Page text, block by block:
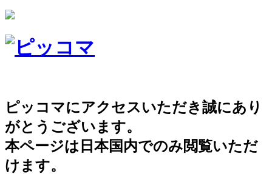
ピッコマにアクセスいただき誠にあり
がとうございます。
本ページは日本国内でのみ閲覧いただ
けます。